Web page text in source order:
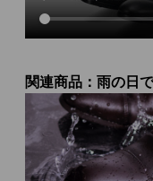
関連商品：雨の日